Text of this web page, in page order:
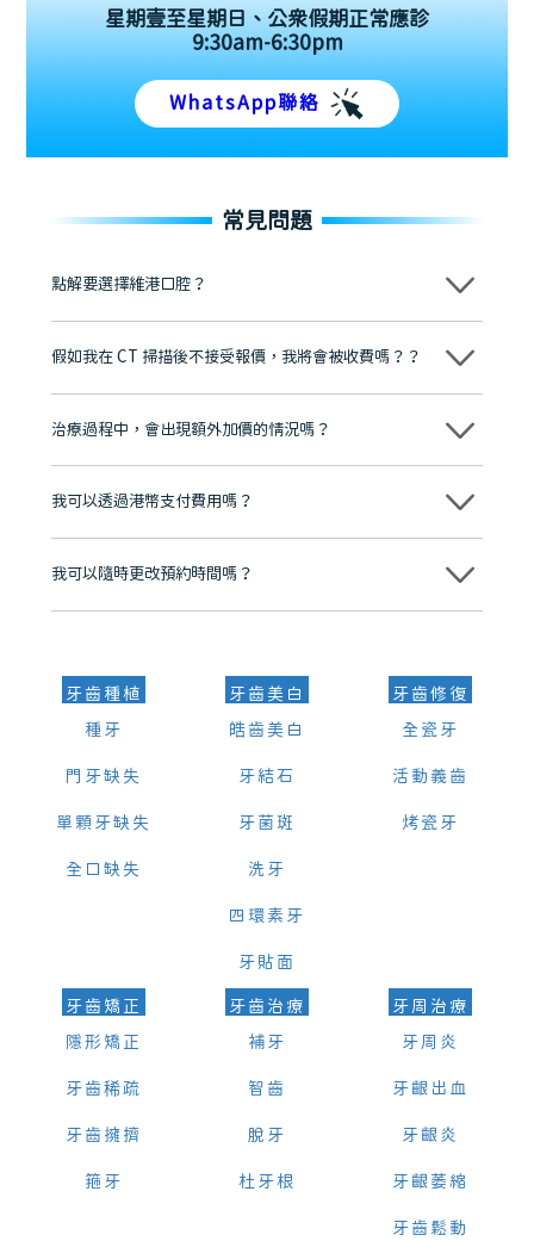
星期壹至星期日、公眾假期正常應診
9:30am-6:30pm
WhatsApp聯絡
常見問題
點解要選擇維港口腔？
維港口腔踐行「醫道濟世」的大學校訓，各分院匯聚來自香港、內地的
牌」、「2025香港企業領袖品牌」，是諾貝爾種植系統全球放心植牙中
至今已服務超過三十個國家和地區的顧客，受到粵港澳大灣區及周邊城
市市民極高的口碑評價及信任推薦 珠海、深圳設有八大分院，香港亦設
有咨詢及服務保障中心，有任何問題都可以隨時預約免費咨詢，讓人十
假如我在 CT 掃描後不接受報價，我將會被收費嗎？？
不會！只要未開始實際服務之前，你不會被收取任何費用。
治療過程中，會出現額外加價的情況嗎？
不會，治療前我們會詳細說明治療方案及對應的價錢，顧客同意並簽字
我可以透過港幣支付費用嗎？
可以。維港口腔會按照當日匯率轉算收取費用，而匯率會及時告知客人
我可以隨時更改預約時間嗎？
可以，請盡早通過wechat或whatsapp聯絡我們，告知我們你原本預約
牙齒種植
種牙
門牙缺失
單顆牙缺失
全口缺失
牙齒美白
皓齒美白
牙結石
牙菌斑
洗牙
四環素牙
牙貼面
牙齒修復
全瓷牙
活動義齒
烤瓷牙
牙齒矯正
隱形矯正
牙齒稀疏
牙齒擁擠
箍牙
牙齒治療
補牙
智齒
脫牙
杜牙根
牙周治療
牙周炎
牙齦出血
牙齦炎
牙齦萎縮
牙齒鬆動